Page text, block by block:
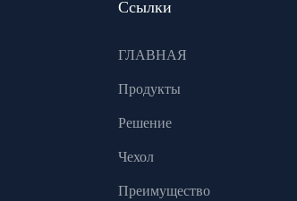
Ссылки
ГЛАВНАЯ
Продукты
Решение
Чехол
Преимущество